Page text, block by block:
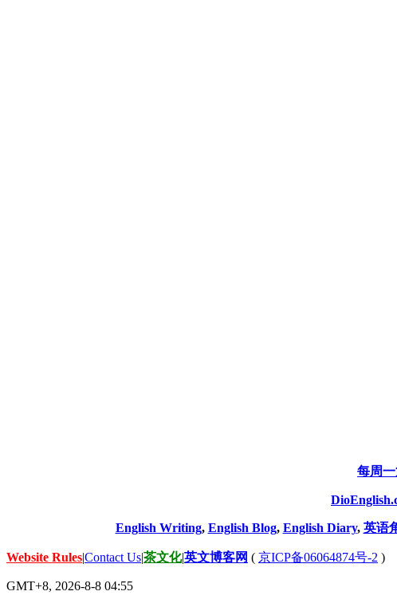
每周
English Writing, English Blog, English Diary, 英语
Website Rules|Contact Us|茶文化|英文博客网 ( 京ICP备06064874号-2 )
GMT+8, 2026-8-8 04:55